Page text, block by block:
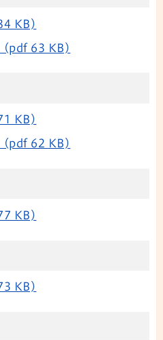
KB)
(pdf 63 KB)
KB)
(pdf 62 KB)
KB)
KB)